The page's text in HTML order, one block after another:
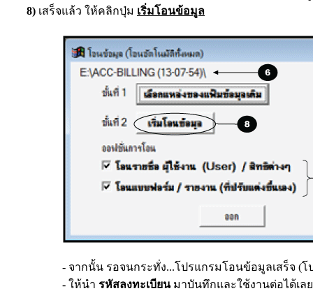
8) เสร็จแล้ว ให้คลิกปุ่ม เริ่มโอนข้อมูล
- จากนั้น รอจนกระทั่ง...โปรแกรมโอนข้อมูลเสร็จ (
- ให้นำ รหัสลงทะเบียนมาบันทึกและใช้งานต่อได้เลย